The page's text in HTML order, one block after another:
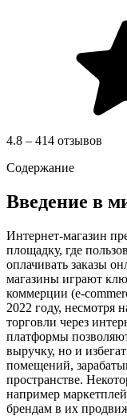
4.8 – 414 отзывов
Содержание
Введение в
Интернет-магазин
площадку, где
оплачивать заказы
магазины играют
коммерции (e-
2022 году, несмотря
торговли через
платформы
выручку, но и
помещений,
пространстве.
например
брендам в их